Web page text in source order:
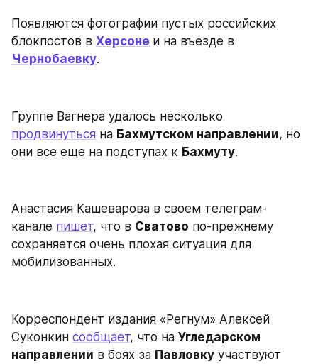
Появляются фотографии пустых российских
блокпостов в Херсоне
Чернобаевку.
продвинуться на Бахмутском направлении, но
они все еще на подступах к Бахмуту.
Анастасия Кашеварова в своем телеграм-
канале пишет, что в Сватово по-прежнему
сохраняется очень плохая ситуация для
мобилизованных.
Корреспондент издания «Регнум» Алексей
Суконкин сообщает, что на Угледарском
направлении в боях за Павловку участвуют